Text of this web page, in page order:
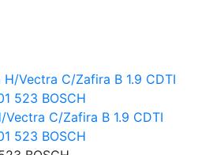
C/Zafira B 1.9 CDTI
523 BOSCH